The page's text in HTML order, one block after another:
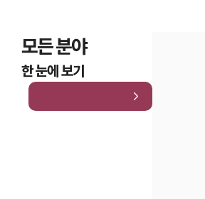
모든 분야
한 눈에 보기